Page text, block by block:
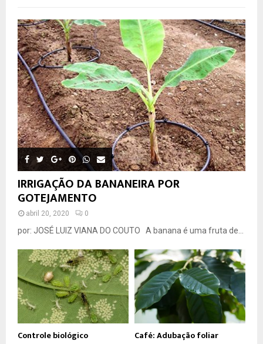
IRRIGAÇÃO DA BANANEIRA POR
GOTEJAMENTO
abril 20, 2020 0
por: JOSÉ LUIZ VIANA DO COUTO A banana é uma fruta de...
Controle biológico Café: Adubação foliar